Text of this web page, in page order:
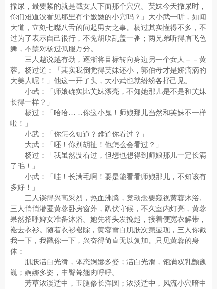
撒尿，最要紧的就是戳女人下面那个穴穴。芙妹今天撒尿时，
你们难道没看见那里有个嫩嫩的小穴吗？」大小武一听，如闻
大道，立刻七嘴八舌的问起男女之事。杨过其实懂得不多，不
过为了表示自己很行，不免胡吹乱盖一番；两兄弟听得眉飞色
舞，不禁对杨过佩服万分。
三人越说越有劲，逐渐将目标转向身边另一个女人－－黄
蓉。杨过道：「其实我倒觉得芙妹还小，郭伯母才是娇滴滴的
大美人呢！」他这一开了头，大小武也就纷纷各抒己见。
小武：「师娘确实比芙妹漂亮，不知她那儿是不是和芙妹
长得一样？」
杨过：「哈哈……你这小鬼！师娘那儿当然和芙妹不一样
啦！」
小武：「你怎么知道？难道你看过？」
大武：「呸！你别胡扯！他怎么会看过？」
杨过：「我虽然没看过，但想也想得到师娘那儿一定长满
了毛！」
小武：「哇！长满毛啊！要是能看看师娘那儿，不知该有
多好！」
三人谈得兴高采烈，热血沸腾，竟动念要窥视黄蓉沐浴。
三人悄悄潜匿黄蓉卧房窗外，趴伏守候，不久室内灯亮，黄蓉
果然招呼婢女准备沐浴。她先将头发挽起，接着便宽衣解带，
褪去衣衫。随着衣衫褪除，黄蓉雪白肌肤次第显现，三人你戳
我一下，我戳你一下，兴奋得简直无以复加。只见黄蓉的身
体：
肌肤洁白光滑，体态婀娜多姿；洁白光滑，饱满双乳颤巍
巍；婀娜多姿，丰臀耸翘肉呼呼。
芳草浓淡适中，玉腿修长浑圆；浓淡适中，风流小穴暗中